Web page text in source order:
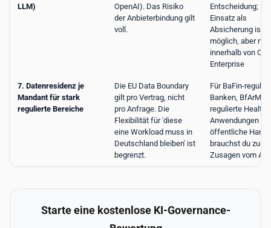
LLM)
OpenAI). Das Risiko
der Anbieterbindung gilt
voll.
Entscheidung;
Einsatz als
Absicherung ist
möglich, aber
innerhalb von
Enterprise
7. Datenresidenz je
Mandant für stark
regulierte Bereiche
Die EU Data Boundary
gilt pro Vertrag, nicht
pro Anfrage. Die
Flexibilität für 'diese
eine Workload muss in
Deutschland bleiben' ist
begrenzt.
Für BaFin-
Banken, BfArM-
regulierte Health-
Anwendungen
öffentliche Hand
brauchst du
Zusagen vom
Starte eine kostenlose KI-Governance-